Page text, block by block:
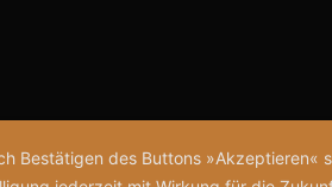
Bestätigen des Buttons »Akzeptieren«